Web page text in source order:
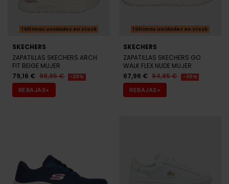
Últimas unidades en stock
SKECHERS
ZAPATILLAS SKECHERS ARCH
FIT BEIGE MUJER
79,16 € 98,95 € -20%
REBAJAS+
Últimas unidades en stock
SKECHERS
ZAPATILLAS SKECHERS GO
WALK FLEX NUDE MUJER
67,96 € 84,95 € -20%
REBAJAS+